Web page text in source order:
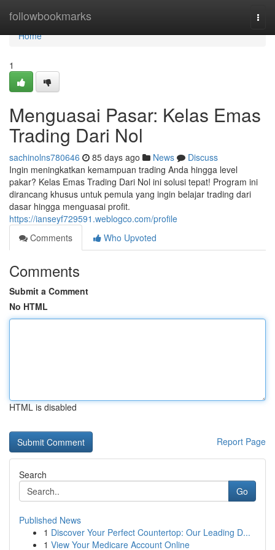
followbookmarks
Home
Home
1
Menguasai Pasar: Kelas Emas
Trading Dari Nol
sachinolns780646 85 days ago News
Discuss
Ingin meningkatkan kemampuan trading Anda hingga level
pakar? Kelas Emas Trading Dari Nol ini solusi tepat! Program ini
dirancang khusus untuk pemula yang ingin belajar trading dari
dasar hingga menguasai profit.
https://ianseyf729591.weblogco.com/profile
Comments
Who Upvoted
Comments
Submit a Comment
No HTML
HTML is disabled
Report Page
Search
Go
Published News
1 Discover Your Perfect Countertop: Our Leading D...
1 View Your Medicare Account Online